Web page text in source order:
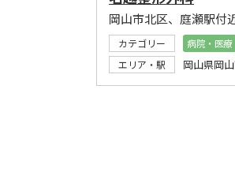
岡山市北区、庭瀬駅付
カテゴリー 病院・医療
エリア・駅
岡山県岡